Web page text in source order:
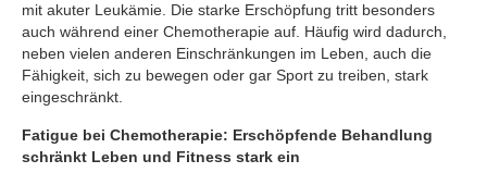
mit akuter Leukämie. Die starke Erschöpfung tritt besonders
auch während einer Chemotherapie auf. Häufig wird dadurch,
neben vielen anderen Einschränkungen im Leben, auch die
Fähigkeit, sich zu bewegen oder gar Sport zu treiben, stark
eingeschränkt.
Fatigue bei Chemotherapie: Erschöpfende Behandlung
schränkt Leben und Fitness stark ein